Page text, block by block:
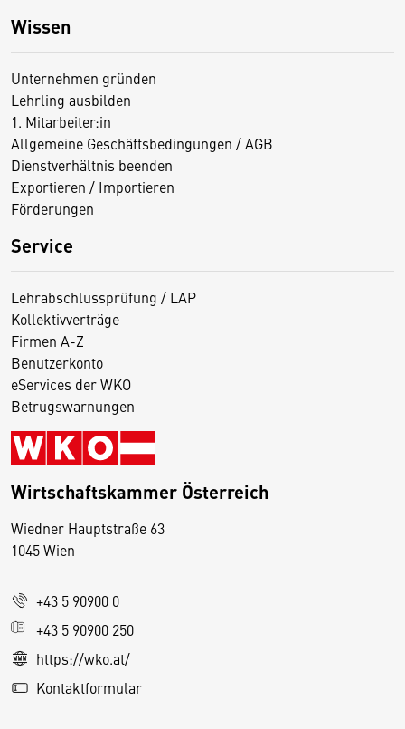
Wissen
Unternehmen gründen
Lehrling ausbilden
1. Mitarbeiter:in
Allgemeine Geschäftsbedingungen / AGB
Dienstverhältnis beenden
Exportieren / Importieren
Förderungen
Service
Lehrabschlussprüfung / LAP
Kollektivverträge
Firmen A-Z
Benutzerkonto
eServices der WKO
Betrugswarnungen
Wirtschaftskammer Österreich
Wiedner Hauptstraße 63
1045 Wien
+43 5 90900 0
+43 5 90900 250
https://wko.at/
Kontaktformular
D
s
e
S
e